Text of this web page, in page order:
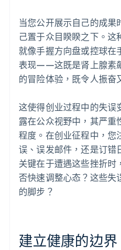
当您公开展示自己的成果
己置于众目睽睽之下。这
就像手握方向盘或控球在
表现——这既是肾上腺素
的冒险体验，既令人振奋
这使得创业过程中的失误
露在公众视野中，其严重
程度。在创业征程中，
误、误发邮件，还是订错
关键在于遭遇这些挫折时
否快速调整心态？这些失
的脚步？
建立健康的边界